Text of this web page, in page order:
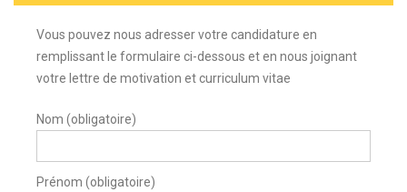
Vous pouvez nous adresser votre candidature en
remplissant le formulaire ci-dessous et en nous joignant
votre lettre de motivation et curriculum vitae
Nom (obligatoire)
Prénom (obligatoire)